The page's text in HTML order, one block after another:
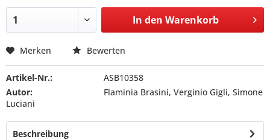
In den Warenkorb
Merken Bewerten
Artikel-Nr.:
ASB10358
Autor:
Flaminia Brasini, Verginio Gigli, Simone
Luciani
Beschreibung